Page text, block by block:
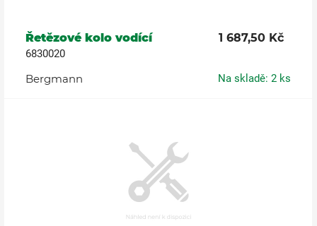
Řetězové kolo vodící 1 687,50 Kč
6830020
Bergmann Na skladě: 2 ks